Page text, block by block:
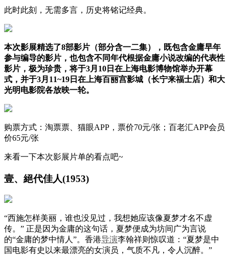
此时此刻，无需多言，历史将铭记经典。
本次影展精选了8部影片（部分含一二集），既包含金庸早年
参与编导的影片，也包含不同年代根据金庸小说改编的代表性
影片，极为珍贵，将于3月10日在上海电影博物馆举办开幕
式，并于3月11~19日在上海百丽宫影城（长宁来福士店）和大
光明电影院各放映一轮。
购票方式：淘票票、猫眼APP，票价70元/张；百老汇APP会员
价65元/张
来看一下本次影展片单的看点吧~
壹、絕代佳人(1953)
“西施怎样美丽，谁也没见过，我想她应该像夏梦才名不虚
传。” 正是因为金庸的这句话，夏梦便成为坊间广为言说
的“金庸的梦中情人”。香港导演李翰祥则惊叹道：“夏梦是中
国电影有史以来最漂亮的女演员，气质不凡，令人沉醉。”